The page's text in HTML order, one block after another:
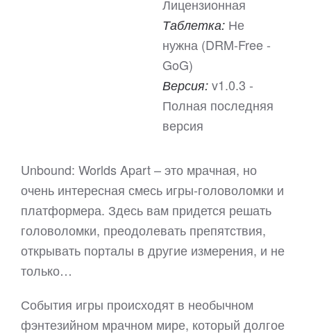
Лицензионная
Таблетка: Не
нужна (DRM-Free -
GoG)
Версия: v1.0.3 -
Полная последняя
версия
Unbound: Worlds Apart – это мрачная, но
очень интересная смесь игры-головоломки и
платформера. Здесь вам придется решать
головоломки, преодолевать препятствия,
открывать порталы в другие измерения, и не
только…
События игры происходят в необычном
фэнтезийном мрачном мире, который долгое